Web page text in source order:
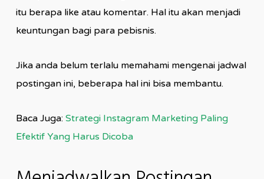
itu berapa like atau komentar. Hal itu akan menjadi
keuntungan bagi para pebisnis.
Jika anda belum terlalu memahami mengenai jadwal
postingan ini, beberapa hal ini bisa membantu.
Baca Juga: Strategi Instagram Marketing Paling
Efektif Yang Harus Dicoba